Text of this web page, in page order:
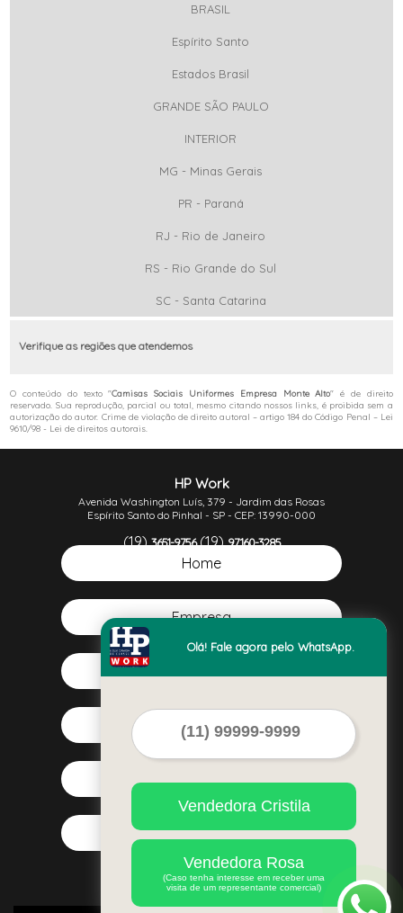
BRASIL
Espírito Santo
Estados Brasil
GRANDE SÃO PAULO
INTERIOR
MG - Minas Gerais
PR - Paraná
RJ - Rio de Janeiro
RS - Rio Grande do Sul
SC - Santa Catarina
Verifique as regiões que atendemos
O conteúdo do texto "Camisas Sociais Uniformes Empresa Monte Alto" é de direito
reservado. Sua reprodução, parcial ou total, mesmo citando nossos links, é proibida sem a
autorização do autor. Crime de violação de direito autoral – artigo 184 do Código Penal – Lei
9610/98 - Lei de direitos autorais.
HP Work
Avenida Washington Luís, 379 - Jardim das Rosas
Espírito Santo do Pinhal - SP - CEP: 13990-000
(19)3651-9756 (19)97160-3285
(19)99381-5613
Home
Empresa
Serviços
Contato
Mapa do site
Olá! Fale agora pelo WhatsApp.
Vendedora Cristila
Vendedora Rosa
(Caso tenha interesse em receber uma
visita de um representante comercial)